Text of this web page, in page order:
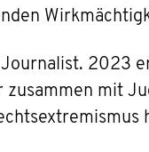
2023
mit